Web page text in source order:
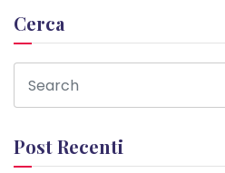
Cerca
Post Recenti